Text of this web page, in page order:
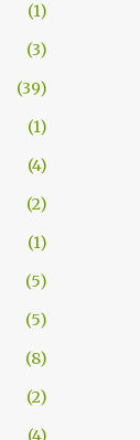
1
3
39
1
4
2
1
5
5
8
2
4